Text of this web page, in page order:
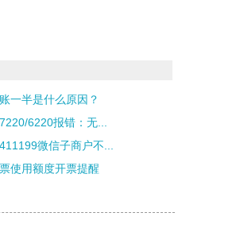
一半是什么原因？
6220报错：无...
微信子商户不...
使用额度开票提醒